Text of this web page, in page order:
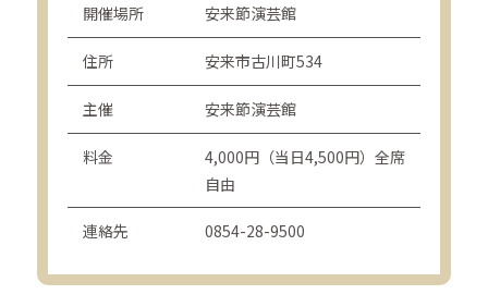
開催場所 安来節演芸館
住所 安来市古川町534
主催 安来節演芸館
料金
4,000円（当日4,500円）全席
自由
連絡先 0854-28-9500